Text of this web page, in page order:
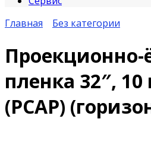
Главная
Без категории
Проекционно-
пленка 32″,
(PCAP)